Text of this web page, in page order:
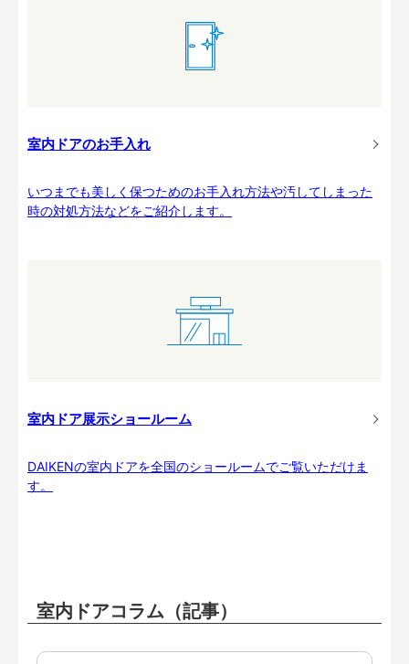
室内ドアのお手入れ
いつまでも美しく保つためのお手入れ方法や汚してしまった
時の対処方法などをご紹介します。
室内ドア展示ショールーム
DAIKENの室内ドアを全国のショールームでご覧いただけま
す。
室内ドアコラム（記事）